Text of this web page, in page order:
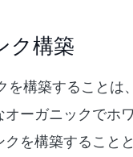
ク構築
構築することは、
オーガニックでホ
を構築すること